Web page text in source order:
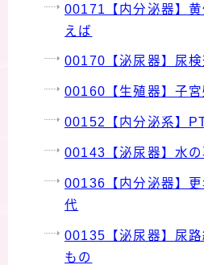
00171【内分泌器】
えば
00170【泌尿器】尿検
00160【生殖器】子
00152【内分泌系】
00143【泌尿器】水
00136【内分泌器】
代
00135【泌尿器】尿
もの